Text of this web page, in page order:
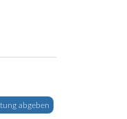
abgeben